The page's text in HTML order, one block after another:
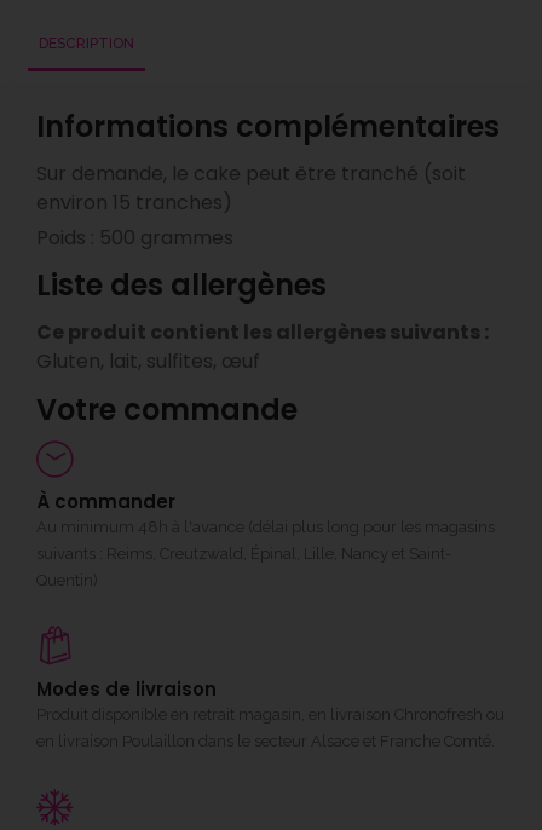
DESCRIPTION
Informations complémentaires
Sur demande, le cake peut être tranché (soit
environ 15 tranches)
Poids : 500 grammes
Liste des allergènes
Ce produit contient les allergènes suivants :
Gluten, lait, sulfites, œuf
Votre commande
À commander
Au minimum 48h à l'avance (délai plus long pour les magasins
suivants : Reims, Creutzwald, Épinal, Lille, Nancy et Saint-
Quentin)
Modes de livraison
Produit disponible en retrait magasin, en livraison Chronofresh ou
en livraison Poulaillon dans le secteur Alsace et Franche Comté.